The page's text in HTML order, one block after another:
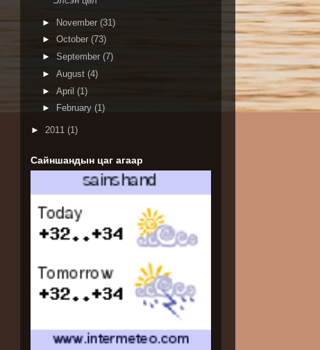
► November (31)
► October (73)
► September (7)
► August (4)
► April (1)
►
February (1)
► 2011 (1)
Сайншандын цаг агаар